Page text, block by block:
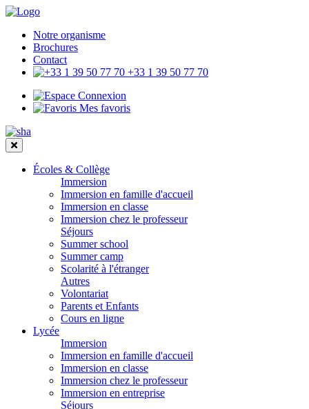
Notre organisme
Brochures
Contact
+33 1 39 50 77 70
Connexion
Mes favoris
Écoles & Collège
Immersion
Immersion en famille d'accueil
Immersion en classe
Immersion chez le professeur
Séjours
Summer school
Summer camp
Scolarité à l'étranger
Autres
Volontariat
Parents et Enfants
Cours en ligne
Lycée
Immersion
Immersion en famille d'accueil
Immersion en classe
Immersion chez le professeur
Immersion en entreprise
Séjours